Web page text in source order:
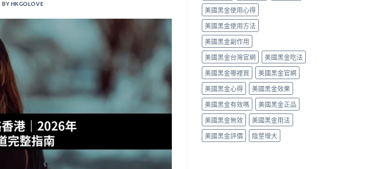
BY HKGOLOVE
美國黑金使用心得
美國黑金使用方法
美國黑金副作用
美國黑金台灣官網
美國黑金吃法
美國黑金哪裡買
美國黑金官網
美國黑金心得
美國黑金效果
美國黑金有效嗎
美國黑金正品
美國黑金無效
美國黑金用法
美國黑金評價
陰莖增大